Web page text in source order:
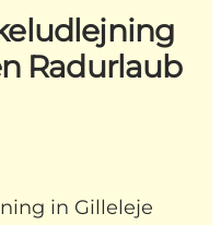
Radurlaub
in Gilleleje